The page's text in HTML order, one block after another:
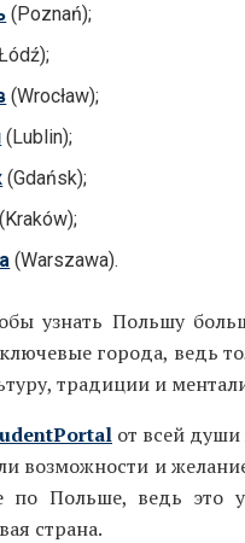
(Poznań);
(Wrocław);
(Lublin);
(Gdańsk);
(Kraków);
(Warszawa).
узнать Польшу
города, ведь
традиции и
от всей души
возможности и
по Польше, ведь это
страна.